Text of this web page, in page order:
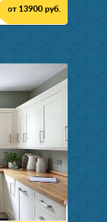
от 13900 руб.